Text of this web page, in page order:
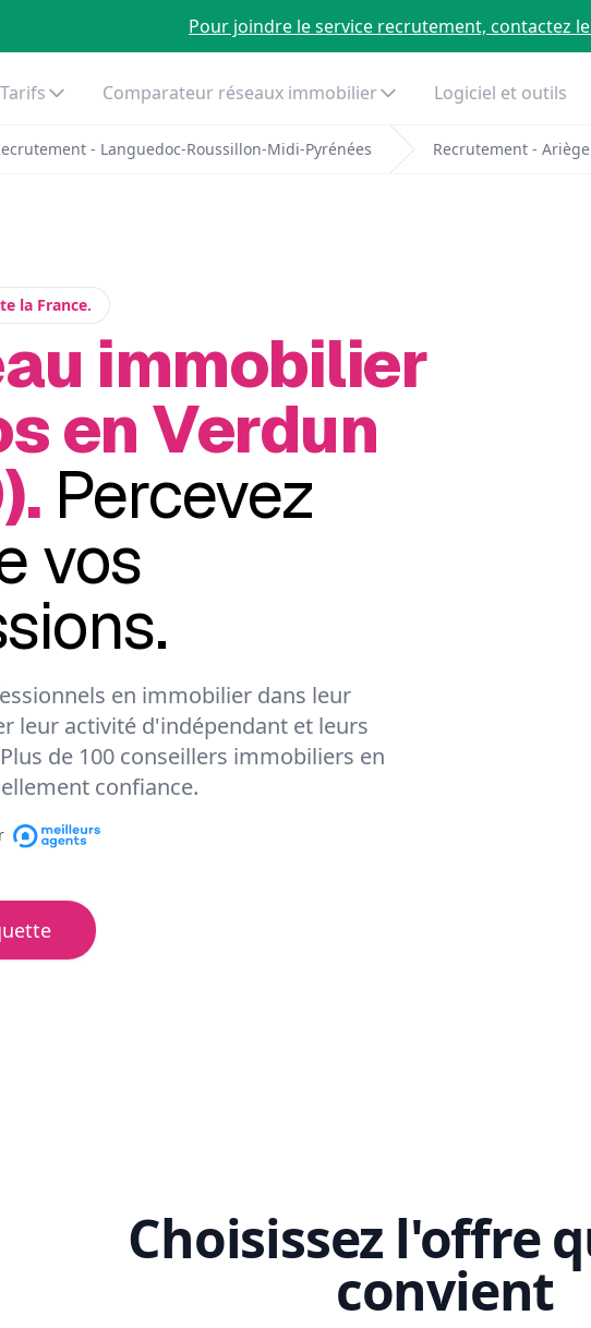
Pour joindre le service recrutement, contactez le
Tarifs Comparateur réseaux immobilier Logiciel et outils
- Languedoc-Roussillon-Midi-Pyrénées Recrutement - Ariège
la France.
immobilier
en Verdun
Percevez
vos
en immobilier dans leur
leur activité d'indépendant et leurs
de 100 conseillers immobiliers en
confiance.
Choisissez l'offre
convient